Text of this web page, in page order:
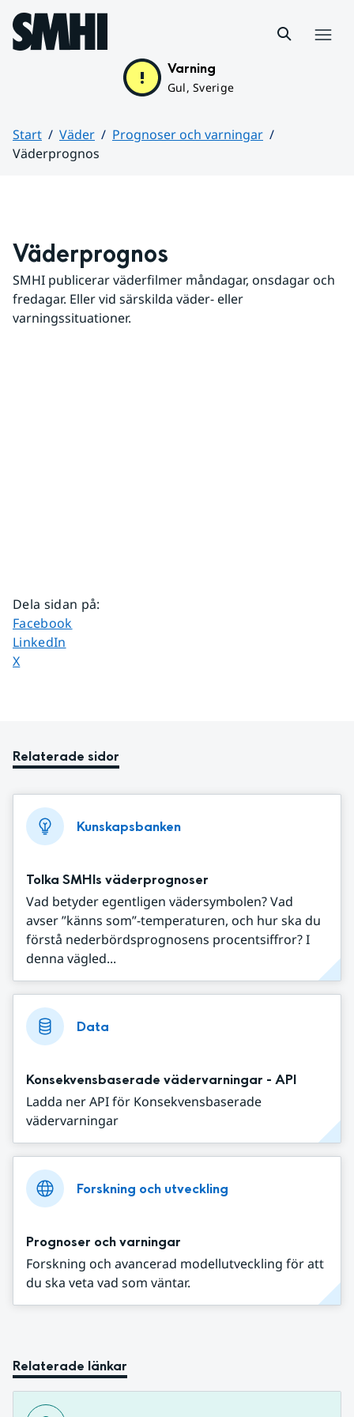
Hoppa till sidans innehåll
Varning
Gul, Sverige
Start Väder
Prognoser och varningar
Väderprognos
Väderprognos
SMHI publicerar väderfilmer måndagar, onsdagar och
fredagar. Eller vid särskilda väder- eller
varningssituationer.
Dela sidan på:
Dela sidan på
Facebook
Dela sidan på
LinkedIn
Dela sidan på
X
Relaterade sidor
Kunskapsbanken
Tolka SMHIs väderprognoser
Vad betyder egentligen vädersymbolen? Vad
avser ”känns som”-temperaturen, och hur ska du
förstå nederbördsprognosens procentsiffror? I
denna vägled...
Data
Konsekvensbaserade vädervarningar - API
Ladda ner API för Konsekvensbaserade
vädervarningar
Forskning och utveckling
Prognoser och varningar
Forskning och avancerad modellutveckling för att
du ska veta vad som väntar.
Relaterade länkar